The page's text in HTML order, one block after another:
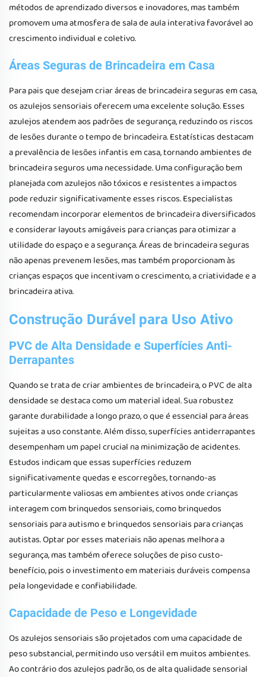
métodos de aprendizado diversos e inovadores, mas também
promovem uma atmosfera de sala de aula interativa favorável ao
crescimento individual e coletivo.
Áreas Seguras de Brincadeira em Casa
Para pais que desejam criar áreas de brincadeira seguras em casa,
os azulejos sensoriais oferecem uma excelente solução. Esses
azulejos atendem aos padrões de segurança, reduzindo os riscos
de lesões durante o tempo de brincadeira. Estatísticas destacam
a prevalência de lesões infantis em casa, tornando ambientes de
brincadeira seguros uma necessidade. Uma configuração bem
planejada com azulejos não tóxicos e resistentes a impactos
pode reduzir significativamente esses riscos. Especialistas
recomendam incorporar elementos de brincadeira diversificados
e considerar layouts amigáveis para crianças para otimizar a
utilidade do espaço e a segurança. Áreas de brincadeira seguras
não apenas prevenem lesões, mas também proporcionam às
crianças espaços que incentivam o crescimento, a criatividade e a
brincadeira ativa.
Construção Durável para Uso Ativo
PVC de Alta Densidade e Superfícies Anti-
Derrapantes
Quando se trata de criar ambientes de brincadeira, o PVC de alta
densidade se destaca como um material ideal. Sua robustez
garante durabilidade a longo prazo, o que é essencial para áreas
sujeitas a uso constante. Além disso, superfícies antiderrapantes
desempenham um papel crucial na minimização de acidentes.
Estudos indicam que essas superfícies reduzem
significativamente quedas e escorregões, tornando-as
particularmente valiosas em ambientes ativos onde crianças
interagem com brinquedos sensoriais, como brinquedos
sensoriais para autismo e brinquedos sensoriais para crianças
autistas. Optar por esses materiais não apenas melhora a
segurança, mas também oferece soluções de piso custo-
benefício, pois o investimento em materiais duráveis compensa
pela longevidade e confiabilidade.
Capacidade de Peso e Longevidade
Os azulejos sensoriais são projetados com uma capacidade de
peso substancial, permitindo uso versátil em muitos ambientes.
Ao contrário dos azulejos padrão, os de alta qualidade sensorial